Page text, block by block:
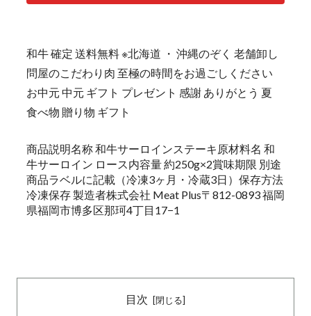
和牛 確定 送料無料 ※北海道 ・ 沖縄のぞく 老舗卸し
問屋のこだわり肉 至極の時間をお過ごしください
お中元 中元 ギフト プレゼント 感謝 ありがとう 夏
食べ物 贈り物 ギフト
商品説明名称 和牛サーロインステーキ原材料名 和
牛サーロイン ロース内容量 約250g×2賞味期限 別途
商品ラベルに記載（冷凍3ヶ月・冷蔵3日）保存方法
冷凍保存 製造者株式会社 Meat Plus〒812-0893 福岡
県福岡市博多区那珂4丁目17−1
目次